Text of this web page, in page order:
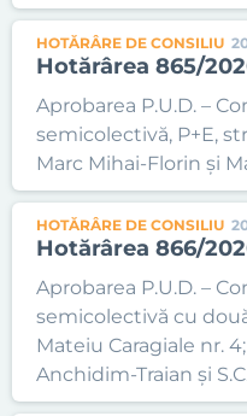
HOTĂRÂRE DE CONSILIU
Hotărârea 865/
Aprobarea P.U.D. –
semicolectivă, P+E,
Marc Mihai-Florin și
HOTĂRÂRE DE CONSILIU
Hotărârea 866/
Aprobarea P.U.D. –
semicolectivă cu
Mateiu Caragiale nr.
Anchidim-Traian și